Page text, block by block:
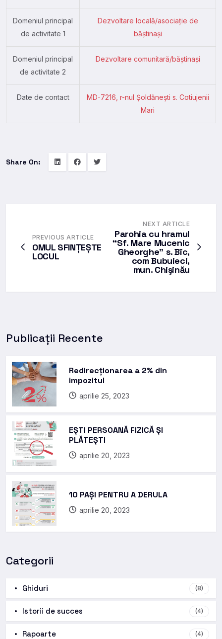
Domeniul principal
de activitate 1
Dezvoltare locală/asociație de
băștinași
Domeniul principal
de activitate 2
Dezvoltare comunitară/băștinași
Date de contact
MD-7216, r-nul Șoldănești s. Cotiujenii
Mari
Share On:
PREVIOUS ARTICLE
OMUL SFINȚEȘTE
LOCUL
NEXT ARTICLE
Parohia cu hramul
“Sf. Mare Mucenic
Gheorghe” s. Bîc,
com Bubuieci,
mun. Chişinău
Publicații Recente
Redirecționarea a 2% din
impozitul
aprilie 25, 2023
EȘTI PERSOANĂ FIZICĂ ȘI
PLĂTEȘTI
aprilie 20, 2023
10 PAȘI PENTRU A DERULA
aprilie 20, 2023
Categorii
Ghiduri (8)
Istorii de succes (4)
Rapoarte (4)